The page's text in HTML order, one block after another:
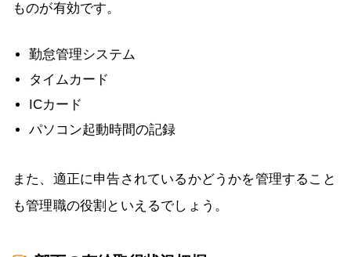
ものが有効です。
勤怠管理システム
タイムカード
ICカード
パソコン起動時間の記録
また、適正に申告されているかどうかを管理すること
も管理職の役割といえるでしょう。